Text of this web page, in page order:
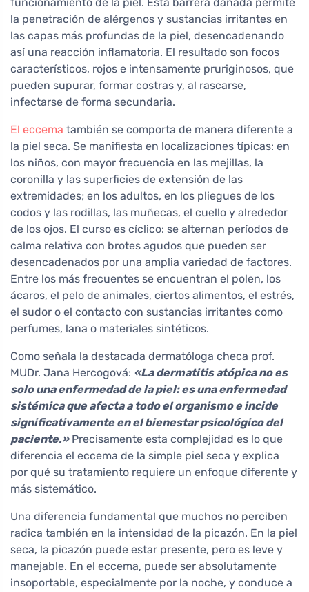
funcionamiento de la piel. Esta barrera dañada permite
la penetración de alérgenos y sustancias irritantes en
las capas más profundas de la piel, desencadenando
así una reacción inflamatoria. El resultado son focos
característicos, rojos e intensamente pruriginosos, que
pueden supurar, formar costras y, al rascarse,
infectarse de forma secundaria.
El eccema también se comporta de manera diferente a
la piel seca. Se manifiesta en localizaciones típicas: en
los niños, con mayor frecuencia en las mejillas, la
coronilla y las superficies de extensión de las
extremidades; en los adultos, en los pliegues de los
codos y las rodillas, las muñecas, el cuello y alrededor
de los ojos. El curso es cíclico: se alternan períodos de
calma relativa con brotes agudos que pueden ser
desencadenados por una amplia variedad de factores.
Entre los más frecuentes se encuentran el polen, los
ácaros, el pelo de animales, ciertos alimentos, el estrés,
el sudor o el contacto con sustancias irritantes como
perfumes, lana o materiales sintéticos.
Como señala la destacada dermatóloga checa prof.
MUDr. Jana Hercogová: «La dermatitis atópica no es
solo una enfermedad de la piel: es una enfermedad
sistémica que afecta a todo el organismo e incide
significativamente en el bienestar psicológico del
paciente.»Precisamente esta complejidad es lo que
diferencia el eccema de la simple piel seca y explica
por qué su tratamiento requiere un enfoque diferente y
más sistemático.
Una diferencia fundamental que muchos no perciben
radica también en la intensidad de la picazón. En la piel
seca, la picazón puede estar presente, pero es leve y
manejable. En el eccema, puede ser absolutamente
insoportable, especialmente por la noche, y conduce a